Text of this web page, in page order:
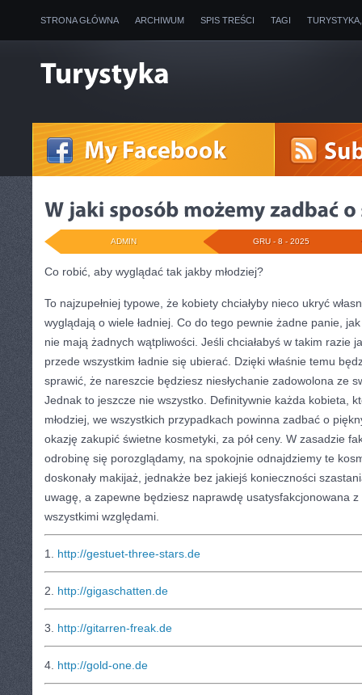
STRONA GŁÓWNA ARCHIWUM SPIS TREŚCI TAGI
GRU - 8 - 2025
ADMIN
Co robić, aby wyglądać tak jakby młodziej?
To najzupełniej typowe, że kobiety chciałyby nieco ukryć
wyglądają o wiele ładniej. Co do tego pewnie żadne panie,
nie mają żadnych wątpliwości. Jeśli chciałabyś w takim razie
przede wszystkim ładnie się ubierać. Dzięki właśnie temu
sprawić, że nareszcie będziesz niesłychanie zadowolona ze
Jednak to jeszcze nie wszystko. Definitywnie każda kobieta,
młodziej, we wszystkich przypadkach powinna zadbać o
okazję zakupić świetne kosmetyki, za pół ceny. W zasadzie
odrobinę się porozglądamy, na spokojnie odnajdziemy te
doskonały makijaż, jednakże bez jakiejś konieczności
uwagę, a zapewne będziesz naprawdę usatysfakcjonowana z
wszystkimi względami.
1. http://gestuet-three-stars.de
2. http://gigaschatten.de
3. http://gitarren-freak.de
4. http://gold-one.de